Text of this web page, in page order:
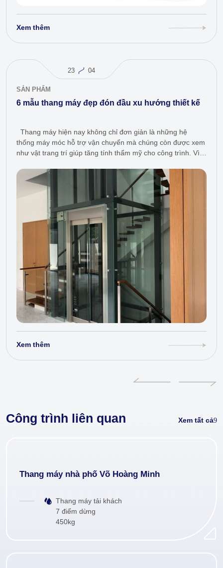
Xem thêm
23 04
SẢN PHẨM
6 mẫu thang máy đẹp đón đầu xu hướng thiết kế
Thang máy hiện nay không chỉ đơn giản là những hệ
thống máy móc hỗ trợ vận chuyển mà chúng còn được xem
như vật trang trí giúp tăng tính thẩm mỹ cho công trình. Vì
Xem thêm
Công trình liên quan Xem tất cả
Thang máy nhà phố Võ Hoàng Minh
Thang máy tải khách
7 điểm dừng
450kg